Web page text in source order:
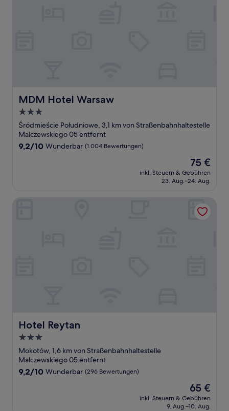
MDM Hotel Warsaw
MDM Hotel Warsaw
3.0-
Sterne-
Unterkunft
Śródmieście Południowe, 3,1 km von Straßenbahnhaltestelle
Malczewskiego 05 entfernt
9.2
9,2/10 Wunderbar (1.004 Bewertungen)
Der
Preis
beträgt
75 €
inkl. Steuern & Gebühren
23. Aug.–24. Aug.
Hotel Reytan
Hotel Reytan
3.0-
Sterne-
Unterkunft
Mokotów, 1,6 km von Straßenbahnhaltestelle
Malczewskiego 05 entfernt
9.2
9,2/10 Wunderbar (296 Bewertungen)
Der
Preis
beträgt
65 €
inkl. Steuern & Gebühren
9. Aug.–10. Aug.